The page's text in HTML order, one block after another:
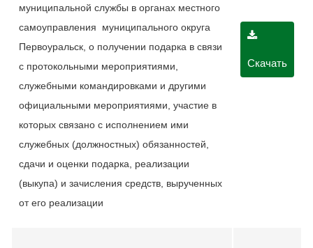
муниципальной службы в органах местного
самоуправления муниципального округа
Первоуральск, о получении подарка в связи
с протокольными мероприятиями,
служебными командировками и другими
официальными мероприятиями, участие в
которых связано с исполнением ими
служебных (должностных) обязанностей,
сдачи и оценки подарка, реализации
(выкупа) и зачисления средств, вырученных
от его реализации
Скачать